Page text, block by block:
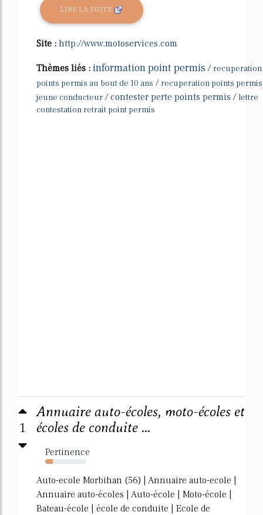
LIRE LA SUITE
Site : http://www.motoservices.com
Thèmes liés : information point permis / recuperation
points permis au bout de 10 ans / recuperation points permis
jeune conducteur /contester perte points permis / lettre
contestation retrait point permis
1
Annuaire auto-écoles, moto-écoles et
écoles de conduite ...
Pertinence
19%
Auto-ecole Morbihan (56) | Annuaire auto-ecole |
Annuaire auto-écoles | Auto-école | Moto-école |
Bateau-école | école de conduite | Ecole de